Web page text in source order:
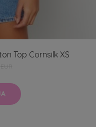
Top Cornsilk XS